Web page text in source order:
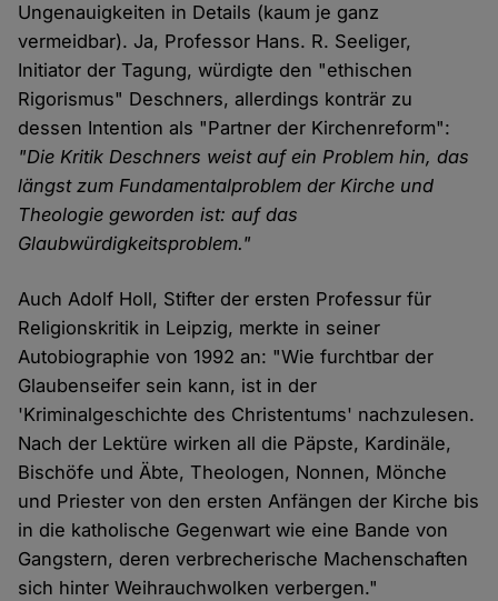
Ungenauigkeiten in Details (kaum je ganz
vermeidbar). Ja, Professor Hans. R. Seeliger,
Initiator der Tagung, würdigte den "ethischen
Rigorismus" Deschners, allerdings konträr zu
dessen Intention als "Partner der Kirchenreform":
"Die Kritik Deschners weist auf ein Problem hin, das
längst zum Fundamentalproblem der Kirche und
Theologie geworden ist: auf das
Glaubwürdigkeitsproblem."
Auch Adolf Holl, Stifter der ersten Professur für
Religionskritik in Leipzig, merkte in seiner
Autobiographie von 1992 an: "Wie furchtbar der
Glaubenseifer sein kann, ist in der
'Kriminalgeschichte des Christentums' nachzulesen.
Nach der Lektüre wirken all die Päpste, Kardinäle,
Bischöfe und Äbte, Theologen, Nonnen, Mönche
und Priester von den ersten Anfängen der Kirche bis
in die katholische Gegenwart wie eine Bande von
Gangstern, deren verbrecherische Machenschaften
sich hinter Weihrauchwolken verbergen."